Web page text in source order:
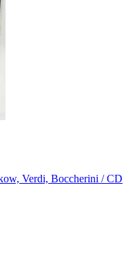
Verdi, Boccherini / CD